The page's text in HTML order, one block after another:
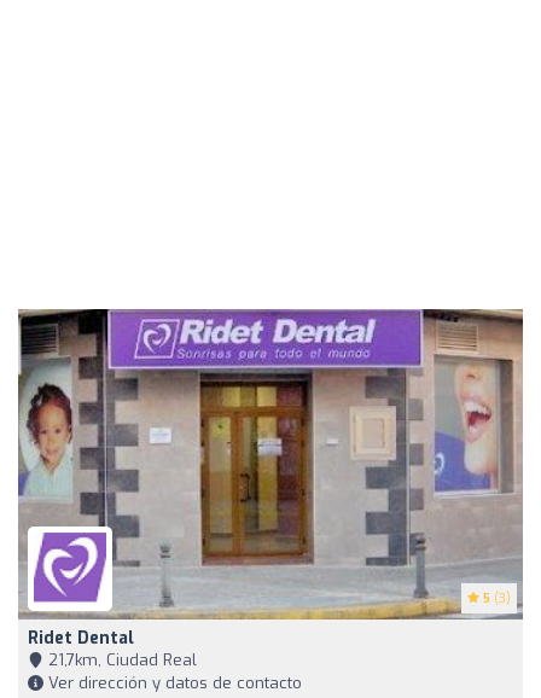
5 (3)
Ridet Dental
21,7km, Ciudad Real
Ver dirección y datos de contacto